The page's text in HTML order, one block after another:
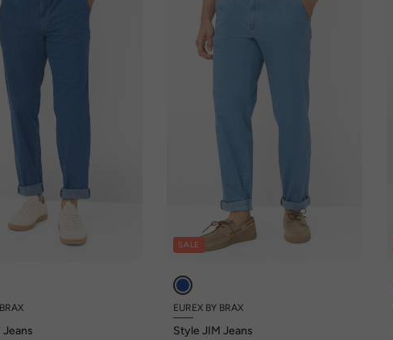
Jeans
SALE
EUREX BY BRAX
Style JIM Jeans